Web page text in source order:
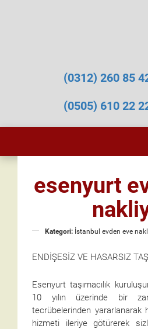
(0312) 260 85
(0505) 610 22
esenyurt
Kategori: İstanbul evden eve
ENDİŞESİZ VE HASARSIZ
Esenyurt taşımacılık
10 yılın üzerinde bir
tecrübelerinden yararlanarak
hizmeti ileriye götürerek